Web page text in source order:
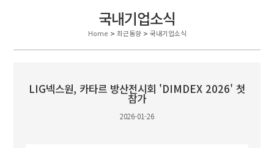
국내기업소식
Home > 최근동향> 국내기업소식
LIG넥스원, 카타르 방산전시회 'DIMDEX 2026' 첫
참가
2026-01-26